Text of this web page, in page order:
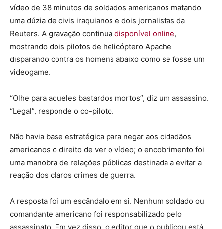
vídeo de 38 minutos de soldados americanos matando
uma dúzia de civis iraquianos e dois jornalistas da
Reuters. A gravação continua disponível online,
mostrando dois pilotos de helicóptero Apache
disparando contra os homens abaixo como se fosse um
videogame.
“Olhe para aqueles bastardos mortos”, diz um assassino.
“Legal”, responde o co-piloto.
Não havia base estratégica para negar aos cidadãos
americanos o direito de ver o vídeo; o encobrimento foi
uma manobra de relações públicas destinada a evitar a
reação dos claros crimes de guerra.
A resposta foi um escândalo em si. Nenhum soldado ou
comandante americano foi responsabilizado pelo
assassinato. Em vez disso, o editor que o publicou está